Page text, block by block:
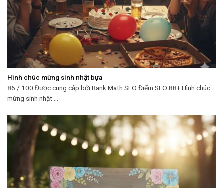
Hình chúc mừng sinh nhật bựa
86 / 100 Được cung cấp bởi Rank Math SEO Điểm SEO 88+ Hình chúc
mừng sinh nhật ...